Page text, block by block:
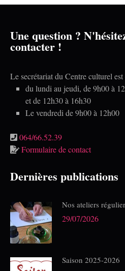
Une question ?
contacter !
Le secrétariat du Centre culturel
du lundi au jeudi, de 9h00 à
et de 12h30 à 16h30
Le vendredi de 9h00 à 12h00
064/66.52.39
Formulaire de contact
Dernières publications
Nos ateliers
29/07/2026
Saison 2025-2026